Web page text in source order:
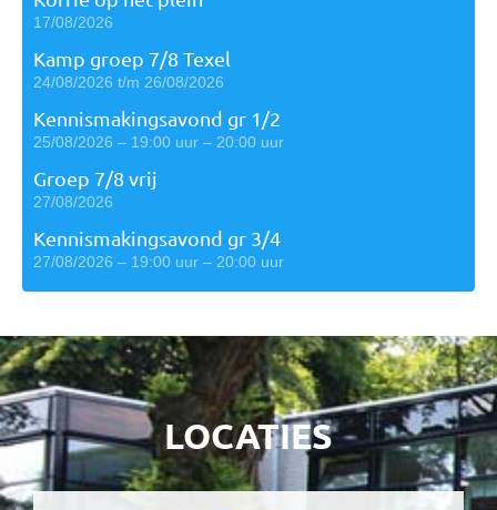
17/08/2026
Kamp groep 7/8 Texel
24/08/2026 t/m 26/08/2026
Kennismakingsavond gr 1/2
25/08/2026 – 19:00 uur – 20:00 uur
Groep 7/8 vrij
27/08/2026
Kennismakingsavond gr 3/4
27/08/2026 – 19:00 uur – 20:00 uur
LOCATIES